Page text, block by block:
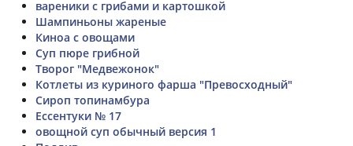
вареники с грибами и картошкой
Шампиньоны жареные
Киноа с овощами
Cуп пюре грибной
Творог "Медвежонок"
Котлеты из куриного фарша "Превосходный"
Сироп топинамбура
Ессентуки № 17
овощной суп обычный версия 1